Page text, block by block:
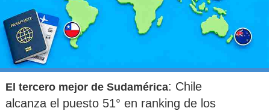
El tercero mejor de Sudamérica: Chile
alcanza el puesto 51° en ranking de los